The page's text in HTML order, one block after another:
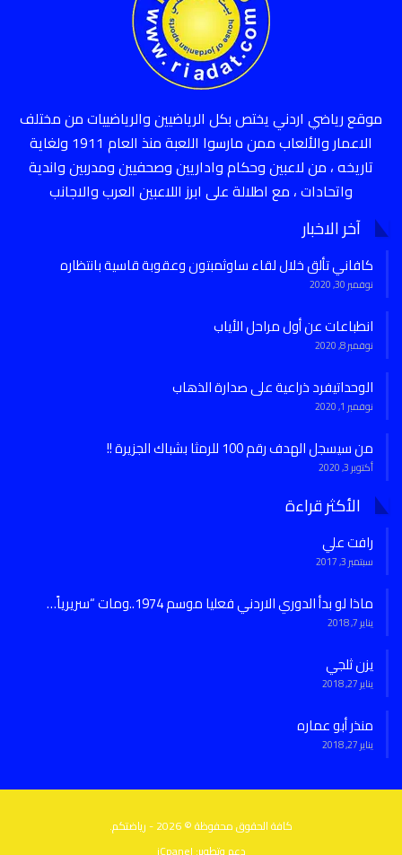
موقع رياضي اردني يختص بكل الرياضيين والرياضييات من مختلف
الاعمار والألعاب ممن مارسوا اللعبة منذ العام 1911 ولغاية
تاريخه ، من لاعبين وحكام واداريين وصحفيين ومدربين واندية
واتحادات ، مع اطلالة على ابرز اللاعبين العرب والاجانب
آخر الاخبار
كافاني تألق خلال لقاء ساوثمبتون وعقوبة قاسية بانتظاره
نوفمبر 30, 2020
انطباعات عن أول مراحل الأياب
نوفمبر 8, 2020
الوحداتيفرد ذراعية على صدارة الذهاب
نوفمبر 1, 2020
من سيسجل الهدف رقم 100 للرمثا بشباك الجزيرة !!
أكتوبر 3, 2020
الأكثر قراءة
رافت علي
سبتمبر 3, 2017
ماذا لو بدأ الدوري الاردني فعليا موسم 1974..ومات “سريرياً…
يناير 7, 2018
يزن ثلجي
يناير 27, 2018
منذر أبو عماره
يناير 27, 2018
كافة الحقوق محفوظة © 2026 - رياضتكم.